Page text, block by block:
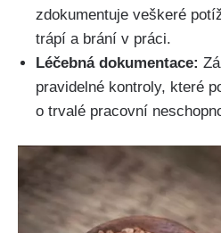
zdokumentuje veškeré
trápí a brání v práci.
Léčebná dokumentace:
pravidelné kontroly, které
o trvalé pracovní